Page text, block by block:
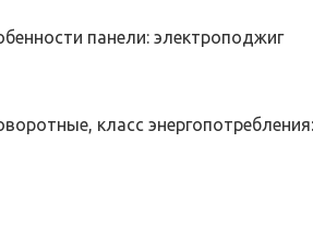
панели: электроподжиг
класс